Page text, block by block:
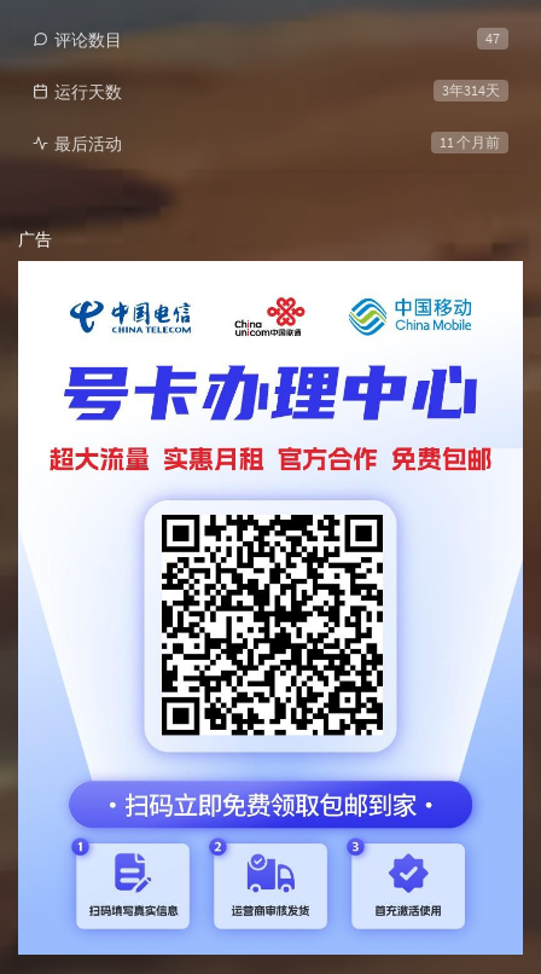
47
评论数目
3年314天
运行天数
11 个月前
最后活动
广告